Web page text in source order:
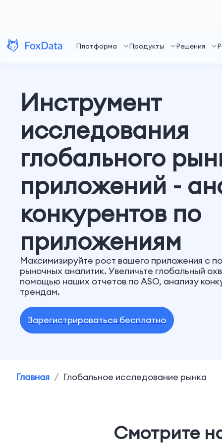
Платформа Продукты Решения
Инструмент
исследования
глобального
приложений -
конкурентов по
приложениям
Максимизируйте рост вашего приложения с
рыночных аналитик. Увеличьте глобальный
помощью наших отчетов по ASO, анализу
трендам.
Зарегистрироваться бесплатно
Главная / Глобальное исследование рынка
Смотрите